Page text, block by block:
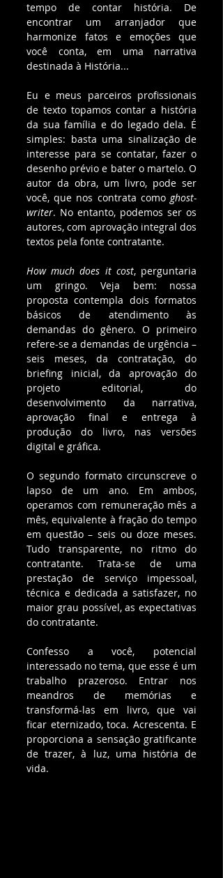
tempo de contar história. De
encontrar um arranjador que
harmonize fatos e emoções que
você conta, em uma narrativa
destinada à História...
Eu e meus parceiros profissionais
de texto topamos contar a história
da sua família e do legado dela. É
simples: basta uma sinalização de
interesse para se contatar, fazer o
desenho prévio e bater o martelo. O
autor da obra, um livro, pode ser
você, que nos contrata como ghost-
writer. No entanto, podemos ser os
autores, com aprovação integral dos
textos pela fonte contratante.
How much does it cost, perguntaria
um gringo. Veja bem: nossa
proposta contempla dois formatos
básicos de atendimento às
demandas do gênero. O primeiro
refere-se a demandas de urgência –
seis meses, da contratação, do
briefing inicial, da aprovação do
projeto editorial, do
desenvolvimento da narrativa,
aprovação final e entrega à
produção do livro, nas versões
digital e gráfica.
O segundo formato circunscreve o
lapso de um ano. Em ambos,
operamos com remuneração mês a
mês, equivalente à fração do tempo
em questão – seis ou doze meses.
Tudo transparente, no ritmo do
contratante. Trata-se de uma
prestação de serviço impessoal,
técnica e dedicada a satisfazer, no
maior grau possível, as expectativas
do contratante.
Confesso a você, potencial
interessado no tema, que esse é um
trabalho prazeroso. Entrar nos
meandros de memórias e
transformá-las em livro, que vai
ficar eternizado, toca. Acrescenta. E
proporciona a sensação gratificante
de trazer, à luz, uma história de
vida.